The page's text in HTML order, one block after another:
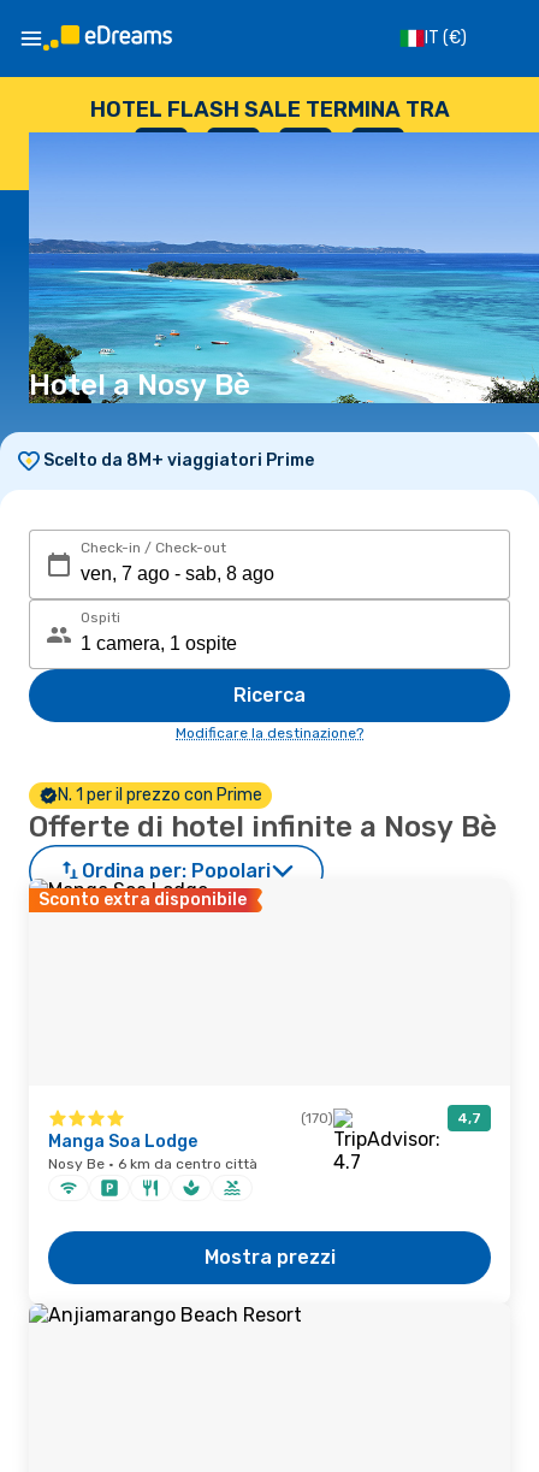
IT (€)
HOTEL FLASH SALE TERMINA TRA
Hotel a Nosy Bè
Scelto da 8M+ viaggiatori Prime
Check-in / Check-out
Ospiti
Ricerca
Modificare la destinazione?
N. 1 per il prezzo con Prime
Offerte di hotel infinite a Nosy Bè
Ordina per: Popolari
Sconto extra disponibile
(170) 4,7
Manga Soa Lodge
Nosy Be · 6 km da centro città
Mostra prezzi